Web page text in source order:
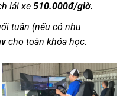
lái xe 510.000đ/giờ.
tuần (nếu có nhu
cho toàn khóa học.